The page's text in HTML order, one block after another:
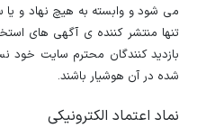
می شود و وابسته به هیچ نهاد و یا
تنها منتشر کننده ی آگهی های
بازدید کنندگان محترم سایت
شده در آن هوشیار باشند.
نماد اعتماد الکترونیکی